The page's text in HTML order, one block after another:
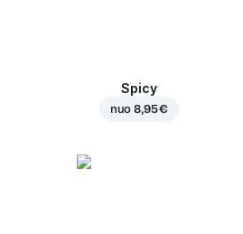
Spicy
nuo8,95 €